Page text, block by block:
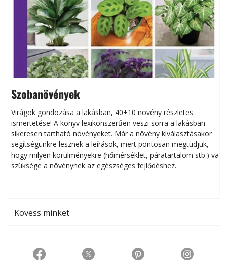
Szobanövények
Virágok gondozása a lakásban, 40+10 növény részletes
ismertetése! A könyv lexikonszerűen veszi sorra a lakásban
sikeresen tart­ha­tó növényeket. Már a növény kiválasztásakor
segítségünkre lesznek a leírások, mert pontosan megtudjuk,
hogy milyen körülményekre (hőmérséklet, páratartalom stb.) van
szüksége a növénynek az egészséges fejlődéshez.
Kövess minket